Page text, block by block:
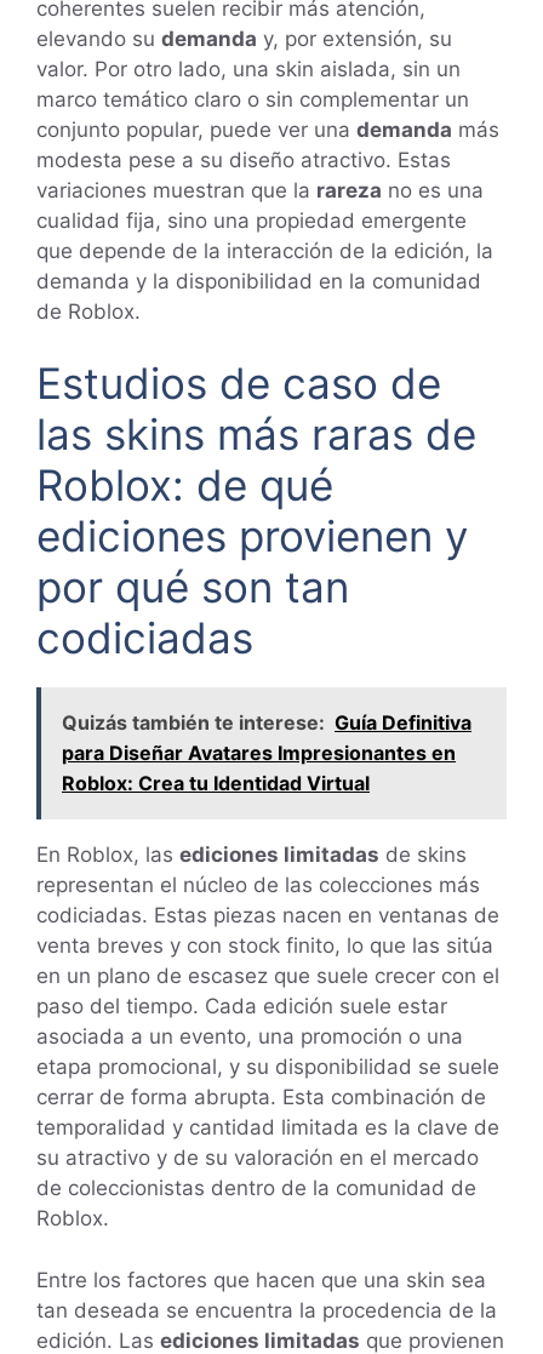
coherentes suelen recibir más atención,
elevando su demanda y, por extensión, su
valor. Por otro lado, una skin aislada, sin un
marco temático claro o sin complementar un
conjunto popular, puede ver una demanda más
modesta pese a su diseño atractivo. Estas
variaciones muestran que la rareza no es una
cualidad fija, sino una propiedad emergente
que depende de la interacción de la edición, la
demanda y la disponibilidad en la comunidad
de Roblox.
Estudios de caso de
las skins más raras de
Roblox: de qué
ediciones provienen y
por qué son tan
codiciadas
Quizás también te interese: Guía Definitiva
para Diseñar Avatares Impresionantes en
Roblox: Crea tu Identidad Virtual
En Roblox, las ediciones limitadas de skins
representan el núcleo de las colecciones más
codiciadas. Estas piezas nacen en ventanas de
venta breves y con stock finito, lo que las sitúa
en un plano de escasez que suele crecer con el
paso del tiempo. Cada edición suele estar
asociada a un evento, una promoción o una
etapa promocional, y su disponibilidad se suele
cerrar de forma abrupta. Esta combinación de
temporalidad y cantidad limitada es la clave de
su atractivo y de su valoración en el mercado
de coleccionistas dentro de la comunidad de
Roblox.
Entre los factores que hacen que una skin sea
tan deseada se encuentra la procedencia de la
edición. Las ediciones limitadas que provienen